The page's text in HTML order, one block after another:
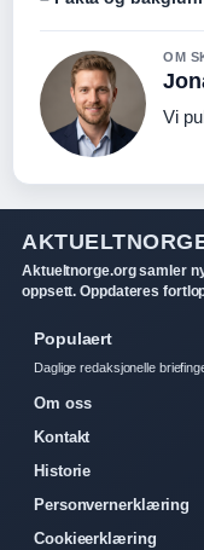
OM
Vi
Aktueltnorge.org samler
oppsett. Oppdateres
Populaert
Daglige redaksjonelle
Om oss
Kontakt
Historie
Personvernerklæring
Cookieerklæring